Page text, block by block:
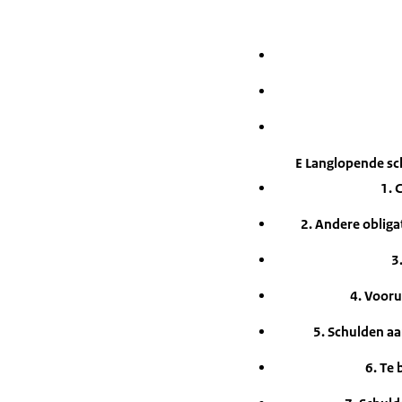
E Langlopende
1.
2. Andere
4.
5. Schulden
6. Te